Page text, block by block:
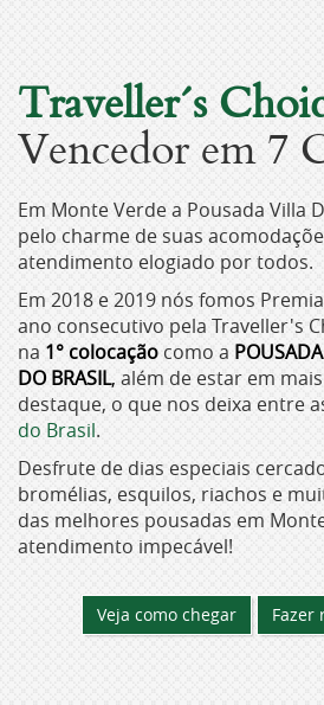
Traveller´s
Vencedor em 7
Em Monte Verde a Pousada Villa
pelo charme de suas
atendimento elogiado por todos.
Em 2018 e 2019 nós fomos
ano consecutivo pela Traveller's
na 1° colocação como a
DO BRASIL, além de estar em
destaque, o que nos deixa entre
do Brasil.
Desfrute de dias especiais
bromélias, esquilos, riachos e
das melhores pousadas em
atendimento impecável!
Veja como chegar Fazer